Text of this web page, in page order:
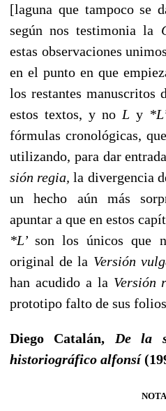
[laguna que tampoco se
según nos testimonia la
estas observaciones
en el punto en que
los restantes manuscritos
estos textos, y no L y
fórmulas cronoló­gicas,
utilizando, para dar
sión regia,la divergencia
un hecho aún más
apuntar a que en estos
*L’son los únicos que
original de la Versión
han acudido a la Versión
prototipo falto de sus
Diego Catalán, De la
historiográfico alfonsí